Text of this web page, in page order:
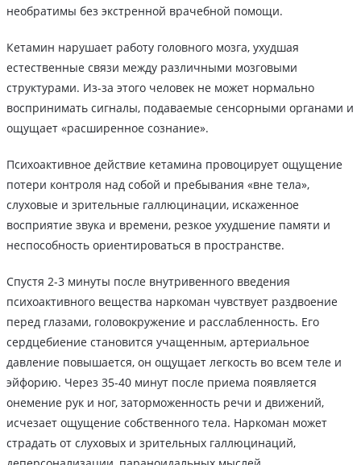
необратимы без экстренной врачебной помощи.
Кетамин нарушает работу головного мозга, ухудшая
естественные связи между различными мозговыми
структурами. Из-за этого человек не может нормально
воспринимать сигналы, подаваемые сенсорными органами и
ощущает «расширенное сознание».
Психоактивное действие кетамина провоцирует ощущение
потери контроля над собой и пребывания «вне тела»,
слуховые и зрительные галлюцинации, искаженное
восприятие звука и времени, резкое ухудшение памяти и
неспособность ориентироваться в пространстве.
Спустя 2-3 минуты после внутривенного введения
психоактивного вещества наркоман чувствует раздвоение
перед глазами, головокружение и расслабленность. Его
сердцебиение становится учащенным, артериальное
давление повышается, он ощущает легкость во всем теле и
эйфорию. Через 35-40 минут после приема появляется
онемение рук и ног, заторможенность речи и движений,
исчезает ощущение собственного тела. Наркоман может
страдать от слуховых и зрительных галлюцинаций,